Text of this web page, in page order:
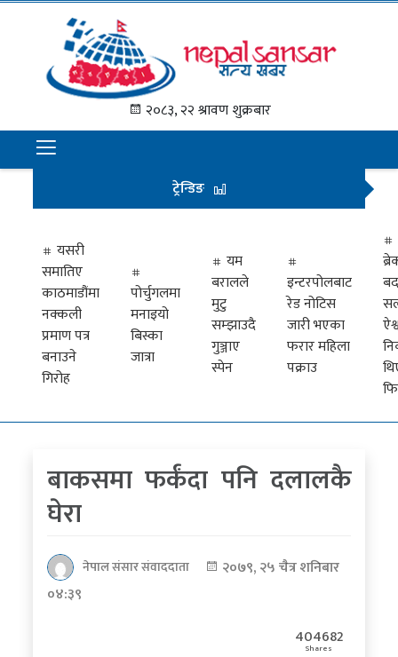
२०८३, २२ श्रावण शुक्रबार
समाचार
राजनीति
अन्तराष्ट्रिय
अर्थ
मनोरञ्जन
प्रवास
खेलकुद
पत्रपत्रिकाबाट
ट्रेन्डिङ
यसरी
समातिए
काठमाडौंमा
नक्कली
प्रमाण पत्र
बनाउने
गिरोह
पोर्चुगलमा
मनाइयो
बिस्का
जात्रा
यम
बरालले
मुटु
सम्झाउदै
गुञ्जाए
स्पेन
इन्टरपोलबाट
रेड नोटिस
जारी भएका
फरार महिला
पक्राउ
बाकसमा फर्कंदा पनि दलालकै
घेरा
नेपाल संसार संवाददाता
२०७९, २५ चैत्र शनिबार
०४:३९
404682
Shares